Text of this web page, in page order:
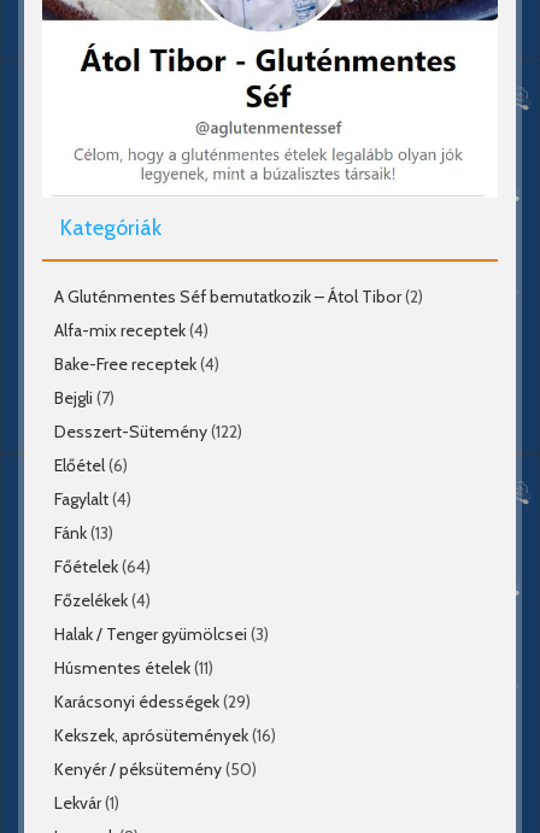
Kategóriák
A Gluténmentes Séf bemutatkozik – Átol Tibor(2)
Alfa-mix receptek(4)
Bake-Free receptek(4)
Bejgli (7)
Desszert-Sütemény(122)
Előétel(6)
Fagylalt(4)
Fánk(13)
Főételek(64)
Főzelékek(4)
Halak / Tenger gyümölcsei (3)
Húsmentes ételek(11)
Karácsonyi édességek(29)
Kekszek, aprósütemények(16)
Kenyér / péksütemény(50)
Lekvár(1)